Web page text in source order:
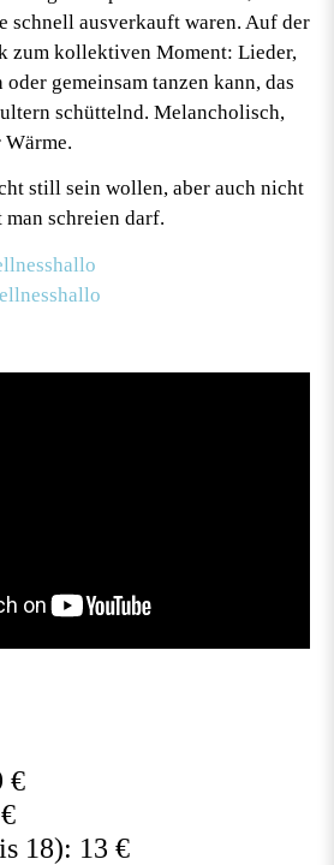
schnell ausverkauft waren. Auf der
zum kollektiven Moment: Lieder,
gemeinsam tanzen kann, das
schüttelnd. Melancholisch,
still sein wollen, aber auch nicht
schreien darf.
€
18): 13 €